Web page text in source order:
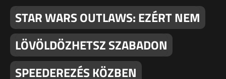
STAR WARS OUTLAWS: EZÉRT NEM
LÖVÖLDÖZHETSZ SZABADON
SPEEDEREZÉS KÖZBEN